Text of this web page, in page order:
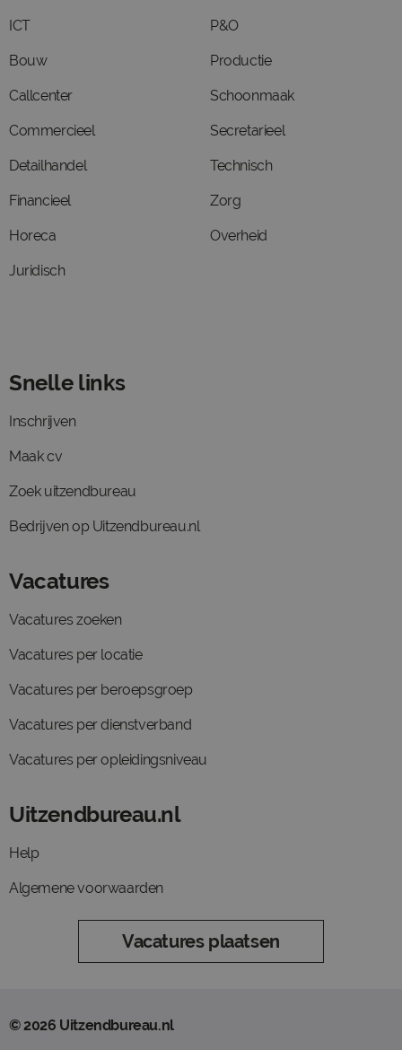
ICT
Bouw
Callcenter
Commercieel
Detailhandel
Financieel
Horeca
Juridisch
P&O
Productie
Schoonmaak
Secretarieel
Technisch
Zorg
Overheid
Snelle links
Inschrijven
Maak cv
Zoek uitzendbureau
Bedrijven op Uitzendbureau.nl
Vacatures
Vacatures zoeken
Vacatures per locatie
Vacatures per beroepsgroep
Vacatures per dienstverband
Vacatures per opleidingsniveau
Uitzendbureau.nl
Help
Algemene voorwaarden
Vacatures plaatsen
© 2026 Uitzendbureau.nl